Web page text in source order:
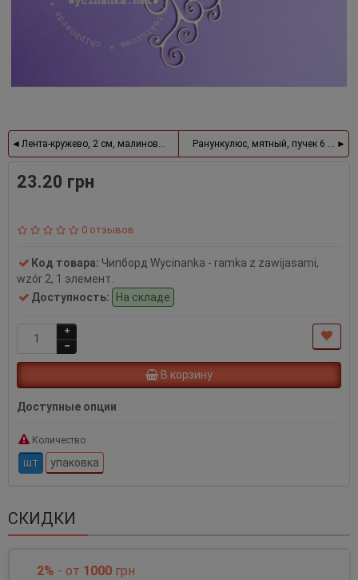
Лента-кружево, 2 см, малиновый Ранункулюс, мятный, пучек 6 шт.
23.20 грн
0 отзывов
Код товара: Чипборд Wycinanka - ramka z zawijasami,
wzór 2, 1 элемент.
Доступность:
На складе
В корзину
Доступные опции
Количество
шт упаковка
СКИДКИ
2% - от 1000 грн